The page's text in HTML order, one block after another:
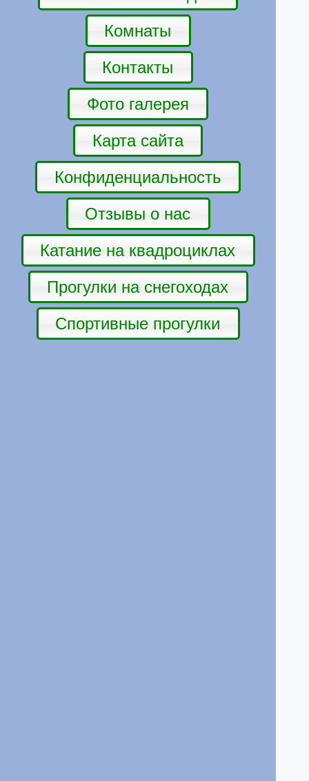
Комнаты
Контакты
Фото галерея
Карта сайта
Конфиденциальность
Отзывы о нас
Катание на квадроциклах
Прогулки на снегоходах
Спортивные прогулки